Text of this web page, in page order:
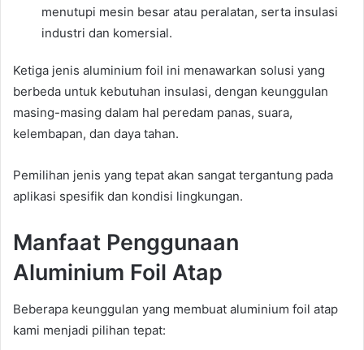
menutupi mesin besar atau peralatan, serta insulasi
industri dan komersial.
Ketiga jenis aluminium foil ini menawarkan solusi yang
berbeda untuk kebutuhan insulasi, dengan keunggulan
masing-masing dalam hal peredam panas, suara,
kelembapan, dan daya tahan.
Pemilihan jenis yang tepat akan sangat tergantung pada
aplikasi spesifik dan kondisi lingkungan.
Manfaat Penggunaan
Aluminium Foil Atap
Beberapa keunggulan yang membuat aluminium foil atap
kami menjadi pilihan tepat: